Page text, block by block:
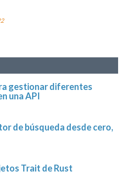
gestionar diferentes
una API
de búsqueda desde cero,
Trait de Rust